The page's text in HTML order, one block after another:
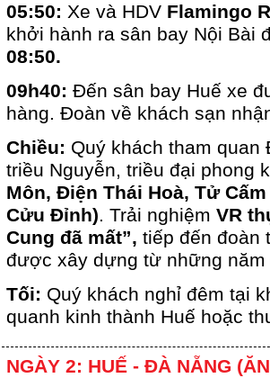
05:50: Xe và HDV Flamingo
khởi hành ra sân bay Nội Bài
08:50.
09h40: Đến sân bay Huế xe
hàng. Đoàn về khách sạn
Chiều: Quý khách tham quan
triều Nguyễn, triều đại phong
Môn, Điện Thái Hoà, Tử
Cửu Đỉnh). Trải nghiệm VR
Cung đã mất”, tiếp đến đoàn
được xây dựng từ những năm
Tối: Quý khách nghỉ đêm tại
quanh kinh thành Huế hoặc
NGÀY 2: HUẾ - ĐÀ NẴNG